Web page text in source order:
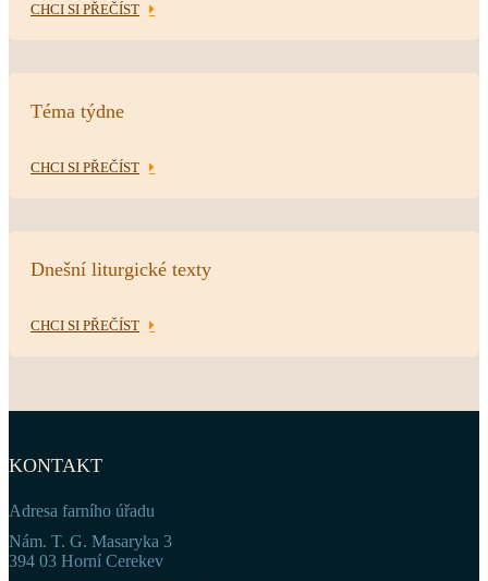
CHCI SI PŘEČÍST
Téma týdne
CHCI SI PŘEČÍST
Dnešní liturgické texty
CHCI SI PŘEČÍST
KONTAKT
Adresa farního úřadu
Nám. T. G. Masaryka 3
394 03 Horní Cerekev